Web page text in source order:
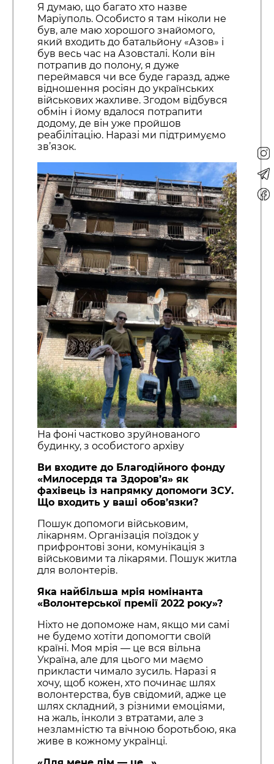
Я думаю, що багато хто назве
Маріуполь. Особисто я там ніколи не
був, але маю хорошого знайомого,
який входить до батальйону «Азов» і
був весь час на Азовсталі. Коли він
потрапив до полону, я дуже
переймався чи все буде гаразд, адже
відношення росіян до українських
військових жахливе. Згодом відбувся
обмін і йому вдалося потрапити
додому, де він уже пройшов
реабілітацію. Наразі ми підтримуємо
зв’язок.
На фоні частково зруйнованого
будинку, з особистого архіву
Ви входите до Благодійного фонду
«Милосердя та Здоров’я» як
фахівець із напрямку допомоги ЗСУ.
Що входить у ваші обов’язки?
Пошук допомоги військовим,
лікарням. Організація поїздок у
прифронтові зони, комунікація з
військовими та лікарями. Пошук житла
для волонтерів.
Яка найбільша мрія номінанта
«Волонтерської премії 2022 року»?
Ніхто не допоможе нам, якщо ми самі
не будемо хотіти допомогти своїй
країні. Моя мрія — це вся вільна
Україна, але для цього ми маємо
прикласти чимало зусиль. Наразі я
хочу, щоб кожен, хто починає шлях
волонтерства, був свідомий, адже це
шлях складний, з різними емоціями,
на жаль, інколи з втратами, але з
незламністю та вічною боротьбою, яка
живе в кожному українці.